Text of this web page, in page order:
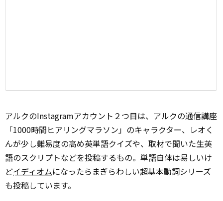
アルクのInstagramアカウント２つ目は、アルクの通信講座
「1000時間ヒアリングマラソン」のキャラクター、レオく
んが少し難易度の高め英単語クイズや、取材で聞いた生英
語のスクリプトなどを投稿するもの。単語自体は易しいけ
どイディオムになったらまぎらわしい超基本動詞シリーズ
も投稿しています。